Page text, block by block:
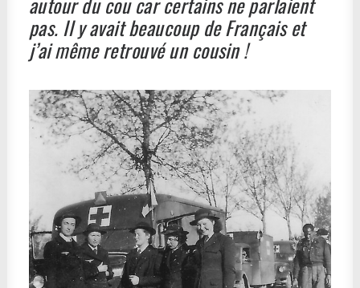
pas. Il y avait beaucoup de Français et
j’ai même retrouvé un cousin !